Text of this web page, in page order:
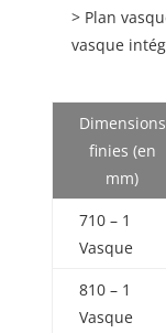
> Plan
vasque
Dimensions
finies (en
mm)
710 – 1
Vasque
810 – 1
Vasque